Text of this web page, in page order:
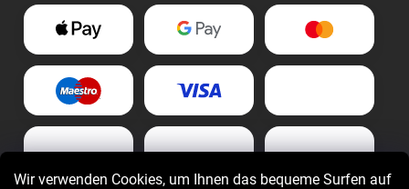
Wir verwenden Cookies, um Ihnen das bequeme Surfen auf